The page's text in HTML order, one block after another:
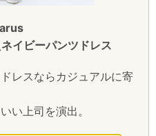
イビーパンツドレス
レスならカジュアルに寄
い上司を演出。